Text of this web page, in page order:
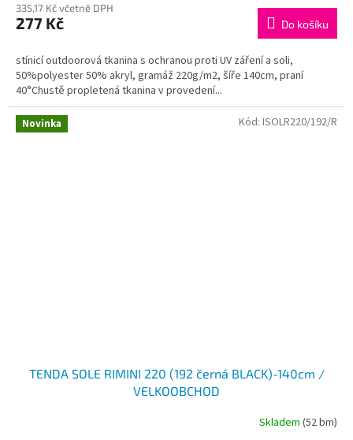
335,17 Kč včetně DPH
277 Kč Do košíku
stínicí outdoorová tkanina s ochranou proti UV záření a soli,
50%polyester 50% akryl, gramáž 220g/m2, šíře 140cm, praní
40°Chustě propletená tkanina v provedení...
Novinka
TENDA SOLE RIMINI 220 (192 černá BLACK)-140cm /
VELKOOBCHOD
Skladem (52 bm)
Kód: ISOLR220/192/R